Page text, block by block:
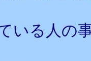
いる人の